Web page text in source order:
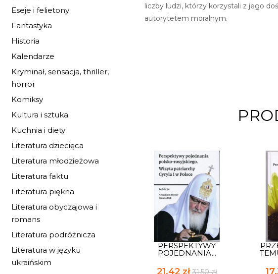
Eseje i felietony
Fantastyka
Historia
Kalendarze
Kryminał, sensacja, thriller,
horror
Komiksy
Kultura i sztuka
Kuchnia i diety
Literatura dziecięca
Literatura młodzieżowa
Literatura faktu
Literatura piękna
Literatura obyczajowa i
romans
Literatura podróżnicza
Literatura w języku
ukraińskim
liczby ludzi, którzy korzystali z jego
autorytetem moralnym.
PERSPEKTYWY
POJEDNANIA...
21,42 zł 31,50 zł